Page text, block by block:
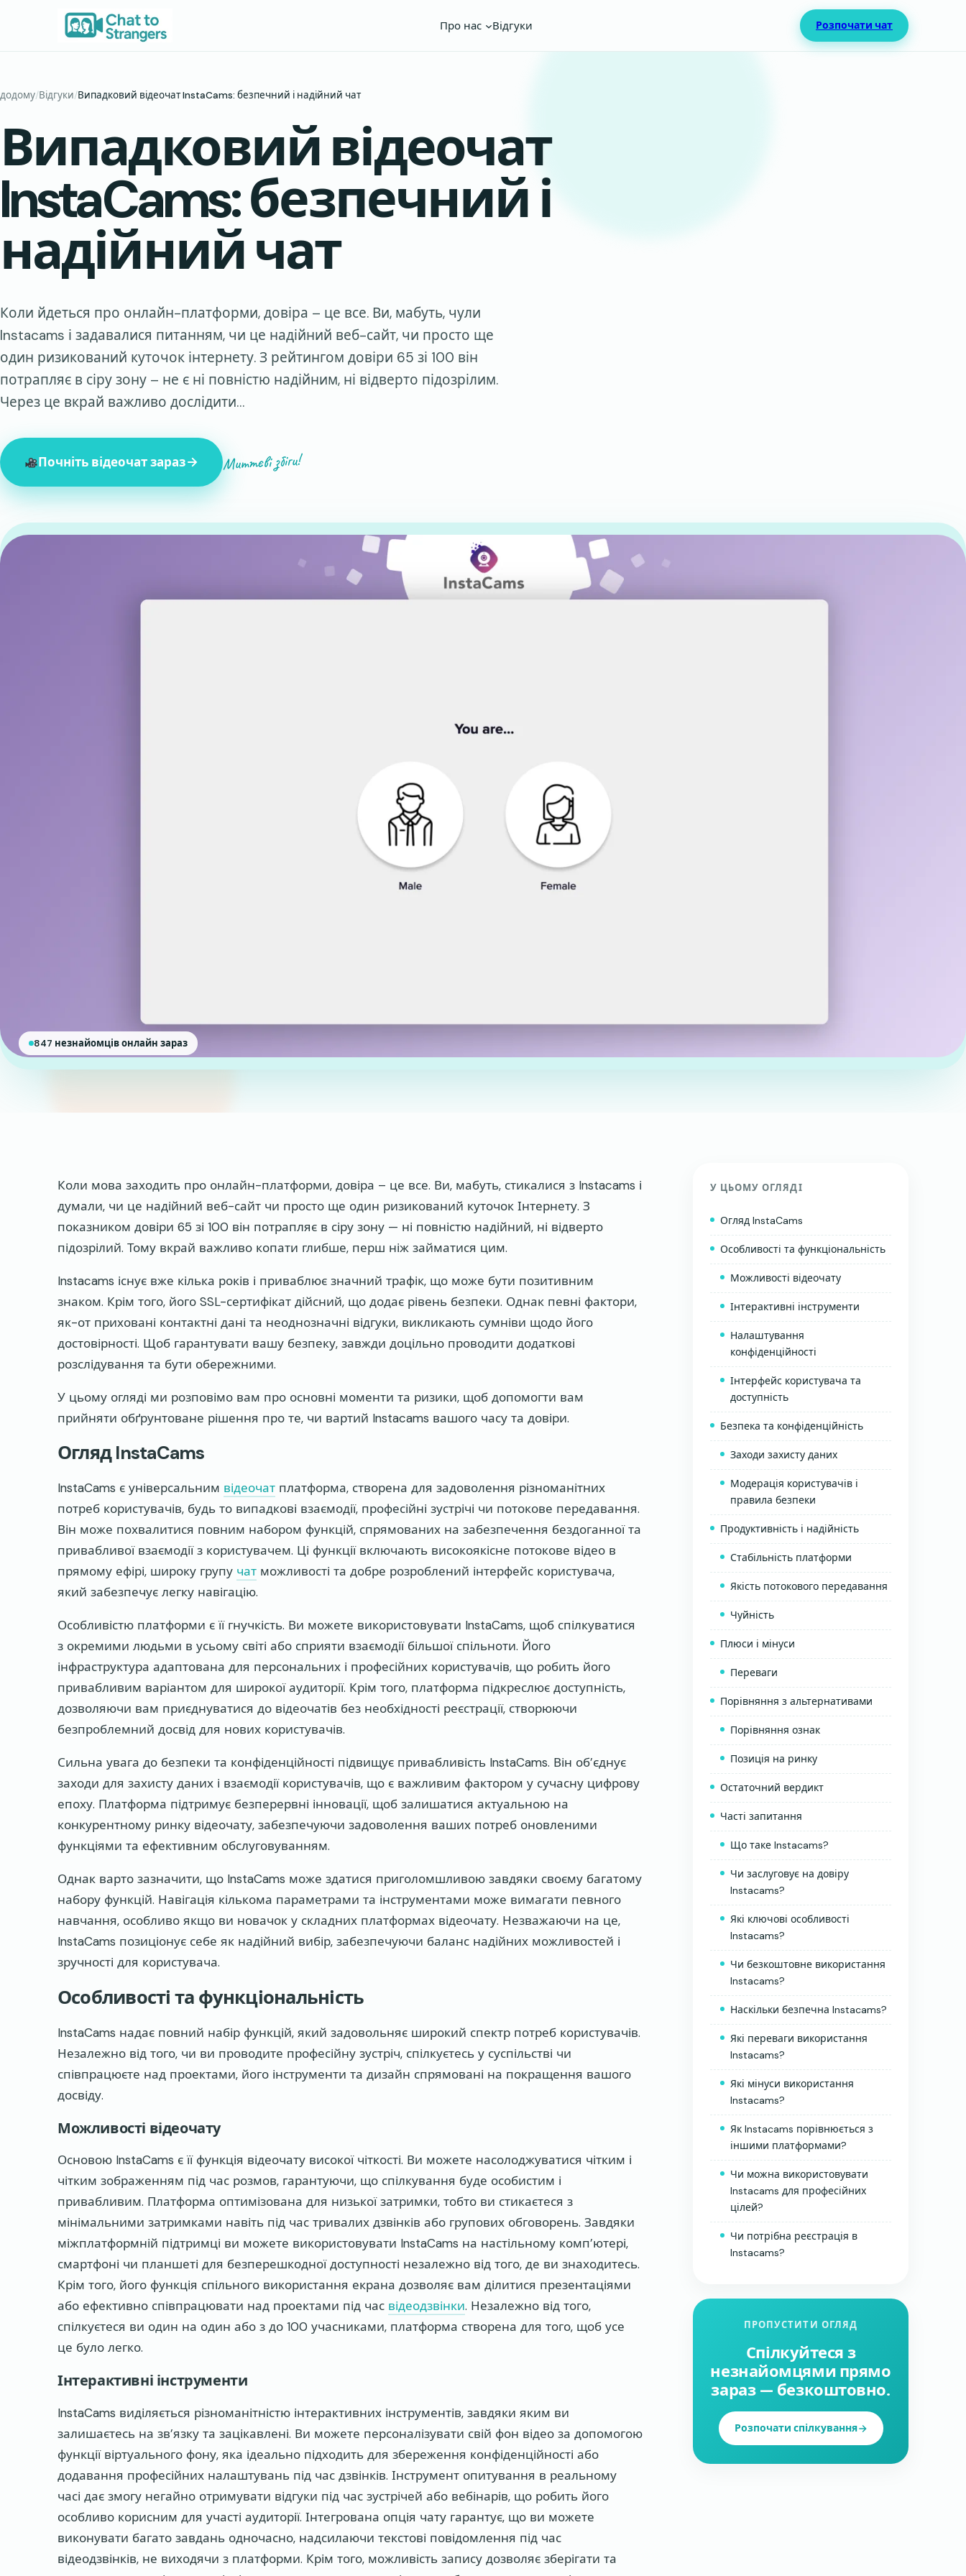
Про нас Відгуки Розпочати чат
додому/Відгуки/Випадковий відеочат InstaCams: безпечний і надійний чат
Випадковий відеочат
InstaCams: безпечний і
надійний чат
Коли йдеться про онлайн-платформи, довіра – це все. Ви, мабуть, чули
Instacams і задавалися питанням, чи це надійний веб-сайт, чи просто ще
один ризикований куточок інтернету. З рейтингом довіри 65 зі 100 він
потрапляє в сіру зону – не є ні повністю надійним, ні відверто підозрілим.
Через це вкрай важливо дослідити…
Почніть відеочат зараз Миттєві збіги!
847 незнайомців онлайн зараз
Коли мова заходить про онлайн-платформи, довіра – це все. Ви, мабуть, стикалися з Instacams і
думали, чи це надійний веб-сайт чи просто ще один ризикований куточок Інтернету. З
показником довіри 65 зі 100 він потрапляє в сіру зону — ні повністю надійний, ні відверто
підозрілий. Тому вкрай важливо копати глибше, перш ніж займатися цим.
Instacams існує вже кілька років і приваблює значний трафік, що може бути позитивним
знаком. Крім того, його SSL-сертифікат дійсний, що додає рівень безпеки. Однак певні фактори,
як-от приховані контактні дані та неоднозначні відгуки, викликають сумніви щодо його
достовірності. Щоб гарантувати вашу безпеку, завжди доцільно проводити додаткові
розслідування та бути обережними.
У цьому огляді ми розповімо вам про основні моменти та ризики, щоб допомогти вам
прийняти обґрунтоване рішення про те, чи вартий Instacams вашого часу та довіри.
Огляд InstaCams
InstaCams є універсальним відеочат платформа, створена для задоволення різноманітних
потреб користувачів, будь то випадкові взаємодії, професійні зустрічі чи потокове передавання.
Він може похвалитися повним набором функцій, спрямованих на забезпечення бездоганної та
привабливої взаємодії з користувачем. Ці функції включають високоякісне потокове відео в
прямому ефірі, широку групу чат можливості та добре розроблений інтерфейс користувача,
який забезпечує легку навігацію.
Особливістю платформи є її гнучкість. Ви можете використовувати InstaCams, щоб спілкуватися
з окремими людьми в усьому світі або сприяти взаємодії більшої спільноти. Його
інфраструктура адаптована для персональних і професійних користувачів, що робить його
привабливим варіантом для широкої аудиторії. Крім того, платформа підкреслює доступність,
дозволяючи вам приєднуватися до відеочатів без необхідності реєстрації, створюючи
безпроблемний досвід для нових користувачів.
Сильна увага до безпеки та конфіденційності підвищує привабливість InstaCams. Він об’єднує
заходи для захисту даних і взаємодії користувачів, що є важливим фактором у сучасну цифрову
епоху. Платформа підтримує безперервні інновації, щоб залишатися актуальною на
конкурентному ринку відеочату, забезпечуючи задоволення ваших потреб оновленими
функціями та ефективним обслуговуванням.
Однак варто зазначити, що InstaCams може здатися приголомшливою завдяки своєму багатому
набору функцій. Навігація кількома параметрами та інструментами може вимагати певного
навчання, особливо якщо ви новачок у складних платформах відеочату. Незважаючи на це,
InstaCams позиціонує себе як надійний вибір, забезпечуючи баланс надійних можливостей і
зручності для користувача.
Особливості та функціональність
InstaCams надає повний набір функцій, який задовольняє широкий спектр потреб користувачів.
Незалежно від того, чи ви проводите професійну зустріч, спілкуєтесь у суспільстві чи
співпрацюєте над проектами, його інструменти та дизайн спрямовані на покращення вашого
досвіду.
Можливості відеочату
Основою InstaCams є її функція відеочату високої чіткості. Ви можете насолоджуватися чітким і
чітким зображенням під час розмов, гарантуючи, що спілкування буде особистим і
привабливим. Платформа оптимізована для низької затримки, тобто ви стикаєтеся з
мінімальними затримками навіть під час тривалих дзвінків або групових обговорень. Завдяки
міжплатформній підтримці ви можете використовувати InstaCams на настільному комп’ютері,
смартфоні чи планшеті для безперешкодної доступності незалежно від того, де ви знаходитесь.
Крім того, його функція спільного використання екрана дозволяє вам ділитися презентаціями
або ефективно співпрацювати над проектами під час відеодзвінки. Незалежно від того,
спілкуєтеся ви один на один або з до 100 учасниками, платформа створена для того, щоб усе
це було легко.
Інтерактивні інструменти
InstaCams виділяється різноманітністю інтерактивних інструментів, завдяки яким ви
залишаєтесь на зв’язку та зацікавлені. Ви можете персоналізувати свій фон відео за допомогою
функції віртуального фону, яка ідеально підходить для збереження конфіденційності або
додавання професійних налаштувань під час дзвінків. Інструмент опитування в реальному
часі дає змогу негайно отримувати відгуки під час зустрічей або вебінарів, що робить його
особливо корисним для участі аудиторії. Інтегрована опція чату гарантує, що ви можете
виконувати багато завдань одночасно, надсилаючи текстові повідомлення під час
відеодзвінків, не виходячи з платформи. Крім того, можливість запису дозволяє зберігати та
У ЦЬОМУ ОГЛЯДІ
Огляд InstaCams
Особливості та функціональність
Можливості відеочату
Інтерактивні інструменти
Налаштування
конфіденційності
Інтерфейс користувача та
доступність
Безпека та конфіденційність
Заходи захисту даних
Модерація користувачів і
правила безпеки
Продуктивність і надійність
Стабільність платформи
Якість потокового передавання
Чуйність
Плюси і мінуси
Переваги
Порівняння з альтернативами
Порівняння ознак
Позиція на ринку
Остаточний вердикт
Часті запитання
Що таке Instacams?
Чи заслуговує на довіру
Instacams?
Які ключові особливості
Instacams?
Чи безкоштовне використання
Instacams?
Наскільки безпечна Instacams?
Які переваги використання
Instacams?
Які мінуси використання
Instacams?
Як Instacams порівнюється з
іншими платформами?
Чи можна використовувати
Instacams для професійних
цілей?
Чи потрібна реєстрація в
Instacams?
ПРОПУСТИТИ ОГЛЯД
Спілкуйтеся з
незнайомцями прямо
зараз — безкоштовно.
Розпочати спілкування